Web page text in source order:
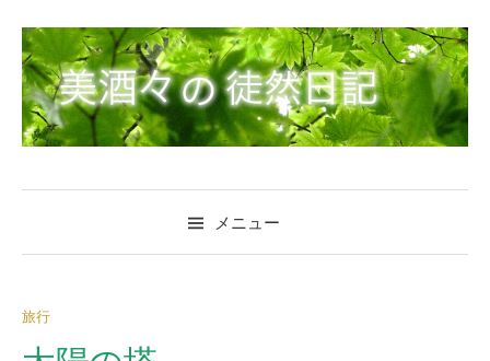
ン
テ
ン
ツ
ス
ッ
メニュー
旅行